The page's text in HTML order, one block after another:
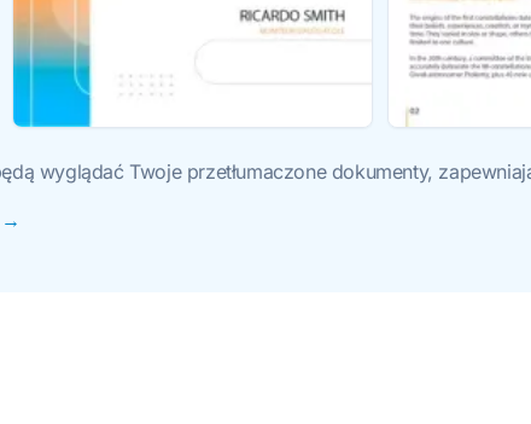
wyglądać Twoje przetłumaczone dokumenty,
→